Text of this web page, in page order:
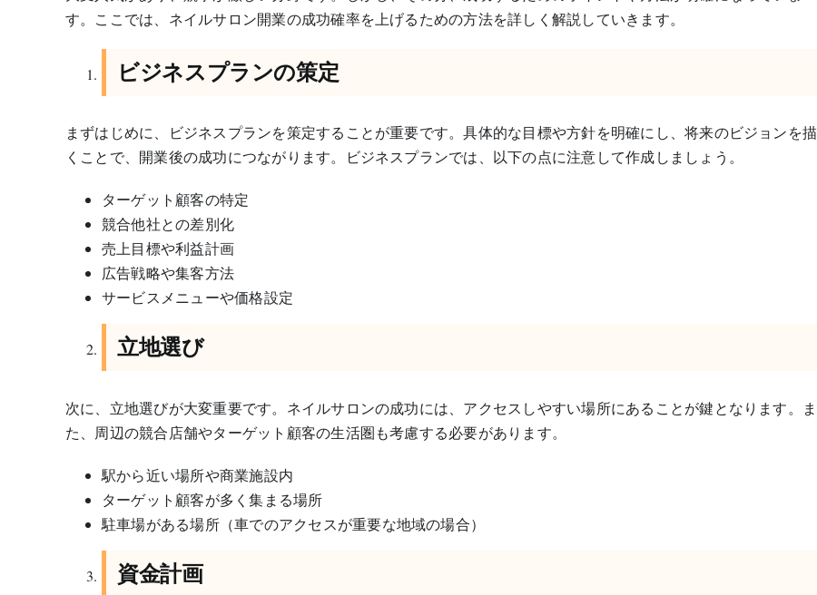
す。ここでは、ネイルサロン開業の成功確率を上げるための方法を詳しく解説していきます。
ビジネスプランの策定
まずはじめに、ビジネスプランを策定することが重要です。具体的な目標や方針を明確にし、将来のビジョンを描
くことで、開業後の成功につながります。ビジネスプランでは、以下の点に注意して作成しましょう。
ターゲット顧客の特定
競合他社との差別化
売上目標や利益計画
広告戦略や集客方法
サービスメニューや価格設定
立地選び
次に、立地選びが大変重要です。ネイルサロンの成功には、アクセスしやすい場所にあることが鍵となります。ま
た、周辺の競合店舗やターゲット顧客の生活圏も考慮する必要があります。
駅から近い場所や商業施設内
ターゲット顧客が多く集まる場所
駐車場がある場所（車でのアクセスが重要な地域の場合）
資金計画